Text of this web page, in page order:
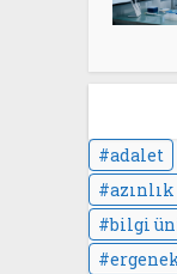
adalet
azınlık
bilgi